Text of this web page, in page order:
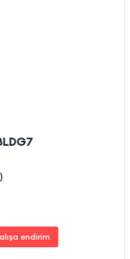
)
endirim